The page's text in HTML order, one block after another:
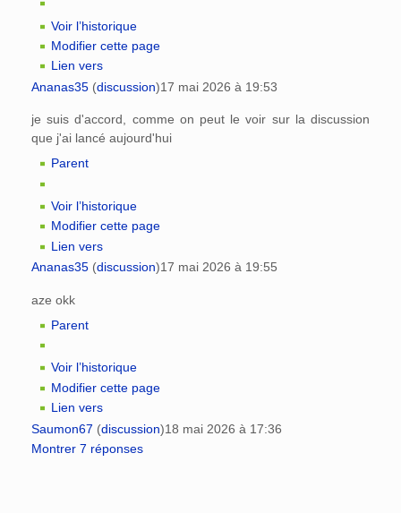
Voir l’historique
Modifier cette page
Lien vers
Ananas35 (discussion)17 mai 2026 à 19:53
je suis d'accord, comme on peut le voir sur la discussion
que j'ai lancé aujourd'hui
Parent
Voir l’historique
Modifier cette page
Lien vers
Ananas35 (discussion)17 mai 2026 à 19:55
aze okk
Parent
Voir l’historique
Modifier cette page
Lien vers
Saumon67 (discussion)18 mai 2026 à 17:36
Montrer 7 réponses